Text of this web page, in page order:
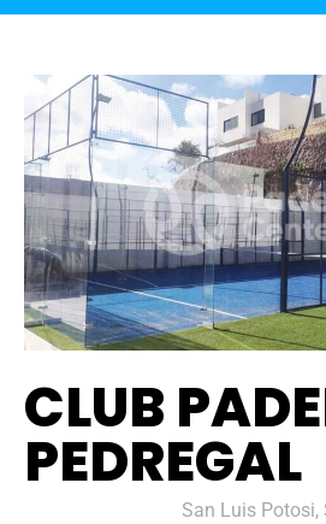
CLUB
PEDREGAL
San Luis Potosi,